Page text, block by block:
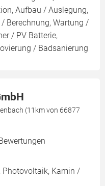
Aufbau / Auslegung,
Berechnung, Wartung /
/ PV Batterie,
/ Badsanierung
(11km von 66877
Photovoltaik, Kamin /